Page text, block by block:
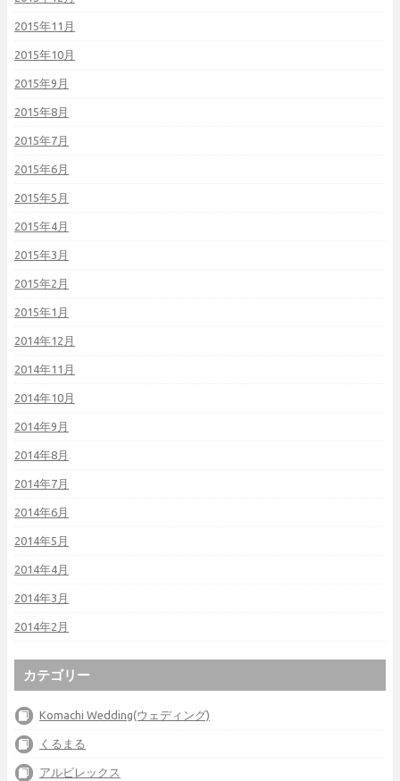
2015年11月
2015年10月
2015年9月
2015年8月
2015年7月
2015年6月
2015年5月
2015年4月
2015年3月
2015年2月
2015年1月
2014年12月
2014年11月
2014年10月
2014年9月
2014年8月
2014年7月
2014年6月
2014年5月
2014年4月
2014年3月
2014年2月
カテゴリー
Komachi Wedding(ウェディング)
くるまる
アルビレックス